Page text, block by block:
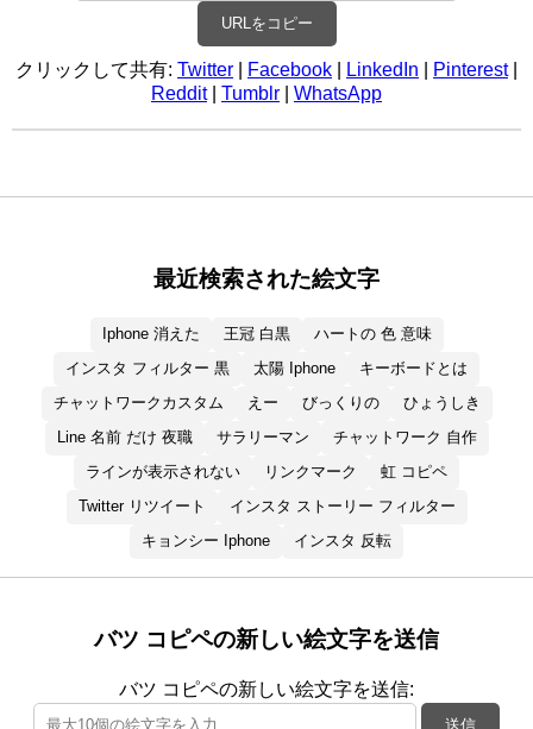
URLをコピー
クリックして共有: Twitter Facebook LinkedIn Pinterest|
Reddit| Tumblr WhatsApp
最近検索された絵文字
Iphone 消えた 王冠 白黒
ハートの 色 意味
インスタ フィルター 黒
太陽 Iphone
キーボードとは
チャットワークカスタム
えー びっくりの
ひょうしき
Line 名前 だけ 夜職
サラリーマン
チャットワーク 自作
ラインが表示されない
リンクマーク
虹 コピペ
Twitter リツイート
インスタ ストーリー フィルター
キョンシー Iphone
インスタ 反転
バツ コピペの新しい絵文字を送信
バツ コピペの新しい絵文字を送信:
送信